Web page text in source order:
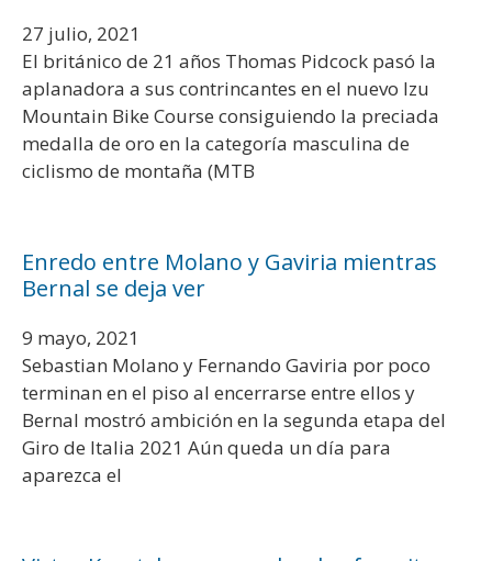
27 julio, 2021
El británico de 21 años Thomas Pidcock pasó la
aplanadora a sus contrincantes en el nuevo Izu
Mountain Bike Course consiguiendo la preciada
medalla de oro en la categoría masculina de
ciclismo de montaña (MTB
Enredo entre Molano y Gaviria mientras
Bernal se deja ver
9 mayo, 2021
Sebastian Molano y Fernando Gaviria por poco
terminan en el piso al encerrarse entre ellos y
Bernal mostró ambición en la segunda etapa del
Giro de Italia 2021 Aún queda un día para
aparezca el